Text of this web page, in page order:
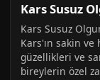
Kars Susuz
Kars Susuz
Kars'ın sakin
güzellikleri ve
bireylerin özel